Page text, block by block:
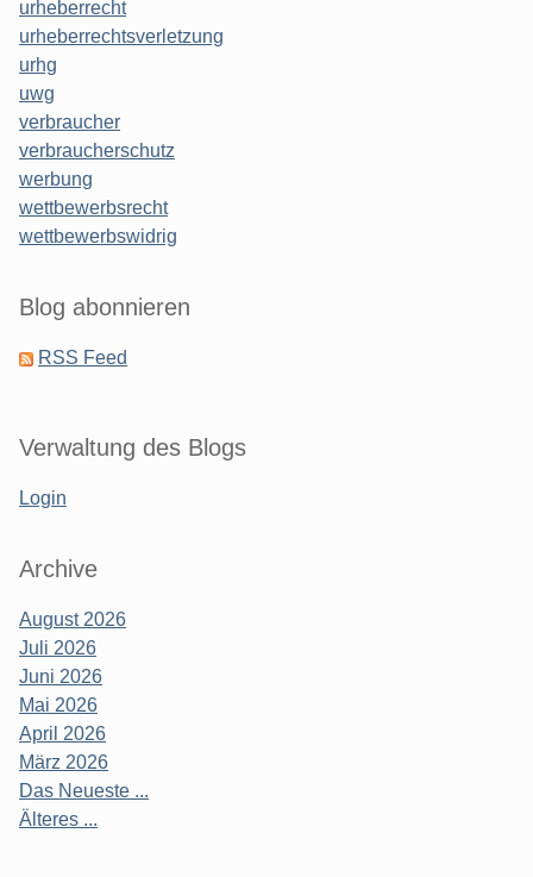
urheberrecht
urheberrechtsverletzung
urhg
uwg
verbraucher
verbraucherschutz
werbung
wettbewerbsrecht
wettbewerbswidrig
Blog abonnieren
RSS Feed
Verwaltung des Blogs
Login
Archive
August 2026
Juli 2026
Juni 2026
Mai 2026
April 2026
März 2026
Das Neueste ...
Älteres ...